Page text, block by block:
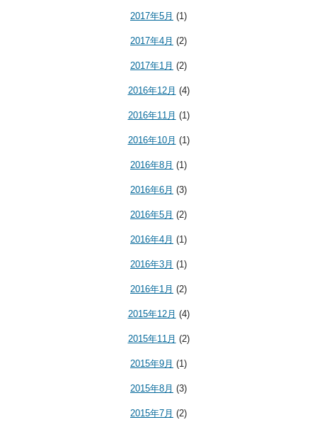
2017年5月 (1)
2017年4月 (2)
2017年1月 (2)
2016年12月 (4)
2016年11月 (1)
2016年10月 (1)
2016年8月 (1)
2016年6月 (3)
2016年5月 (2)
2016年4月 (1)
2016年3月 (1)
2016年1月 (2)
2015年12月 (4)
2015年11月 (2)
2015年9月 (1)
2015年8月 (3)
2015年7月 (2)